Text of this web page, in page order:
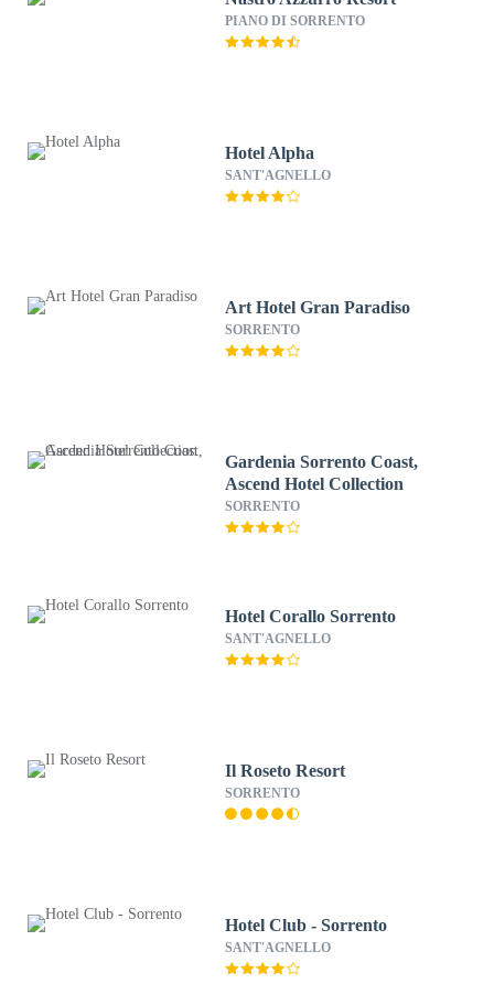
PIANO DI SORRENTO
Hotel Alpha
SANT'AGNELLO
Art Hotel Gran Paradiso
SORRENTO
Gardenia Sorrento Coast,
Ascend Hotel Collection
SORRENTO
Hotel Corallo Sorrento
SANT'AGNELLO
Il Roseto Resort
SORRENTO
Hotel Club - Sorrento
SANT'AGNELLO